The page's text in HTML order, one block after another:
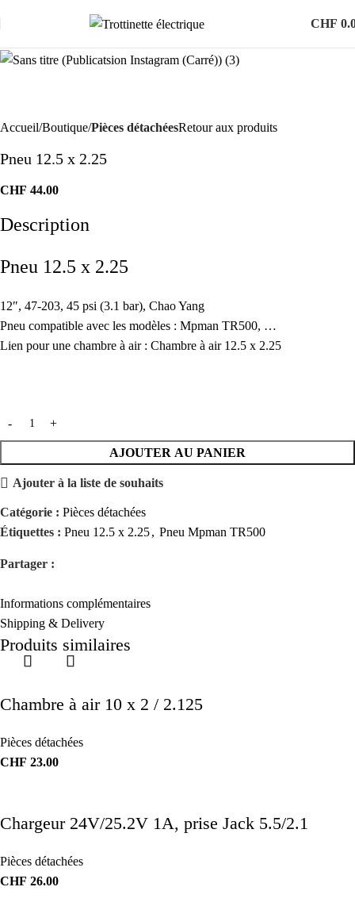
CHF
Accueil Boutique Pièces détachéesRetour aux produits
Pneu 12.5 x 2.25
CHF 44.00
Description
Pneu 12.5 x 2.25
12″, 47-203, 45 psi (3.1 bar), Chao Yang
Pneu compatible avec les modèles : Mpman TR500, …
Lien pour une chambre à air : Chambre à air 12.5 x 2.25
AJOUTER AU PANIER
Ajouter à la liste de souhaits
Catégorie : Pièces détachées
Étiquettes : Pneu 12.5 x 2.25, Pneu Mpman TR500
Partager :
Informations complémentaires
Shipping & Delivery
Produits similaires
Chambre à air 10 x 2 / 2.125
Pièces détachées
CHF 23.00
Chargeur 24V/25.2V 1A, prise Jack 5.5/2.1
Pièces détachées
CHF 26.00